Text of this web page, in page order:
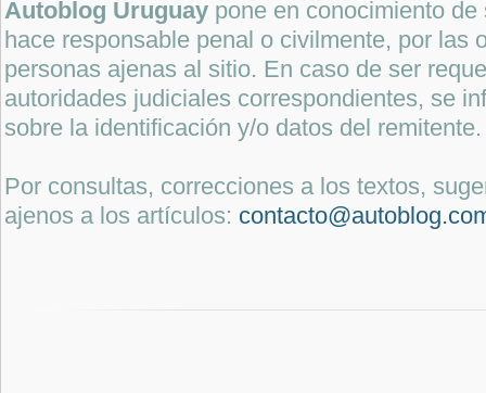
Autoblog Uruguay pone en conocimiento
hace responsable penal o civilmente, por las
personas ajenas al sitio. En caso de ser
autoridades judiciales correspondientes, se
sobre la identificación y/o datos del remitente.
Por consultas, correcciones a los textos,
ajenos a los artículos: